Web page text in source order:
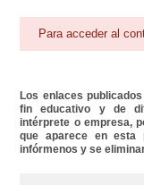
Para acceder al
Los enlaces
fin educativo y de
intérprete o empresa,
que aparece en esta
infórmenos y se